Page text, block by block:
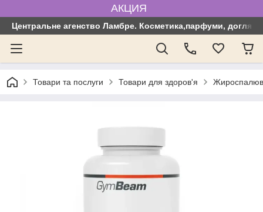
АКЦИЯ
Центральне агенство Ламбре. Косметика,парфуми, догляд
Товари та послуги Товари для здоров'я